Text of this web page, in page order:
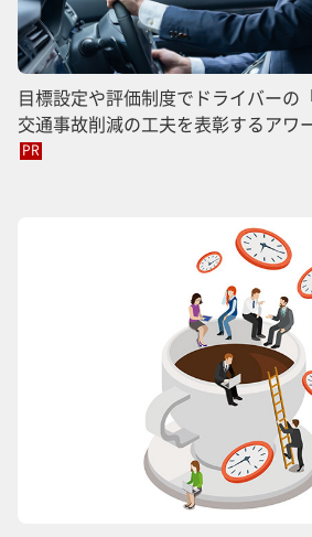
目標設定や評価制度でドライバーの
交通事故削減の工夫を表彰するアワ
PR